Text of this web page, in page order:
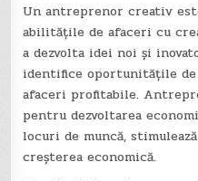
Un antreprenor creativ
abilitățile de afaceri cu
a dezvolta idei noi și
identifice oportunitățile
afaceri profitabile.
pentru dezvoltarea
locuri de muncă,
creșterea economică.